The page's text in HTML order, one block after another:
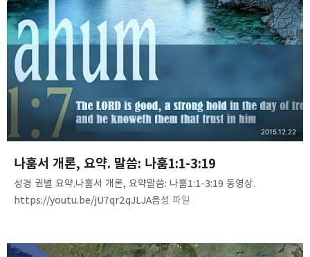
나훔서 개론, 요약. 말씀: 나훔1:1-3:19
2015.12.22
성경 권별 요약.나훔서 개론, 요약말씀: 나훔1:1-3:19 동영상.
https://youtu.be/jU7qr2qJLJA음성 파일
바랍니다. 쉽고 단순한 진리! Brother. Peter Yoon 말씀침례교회